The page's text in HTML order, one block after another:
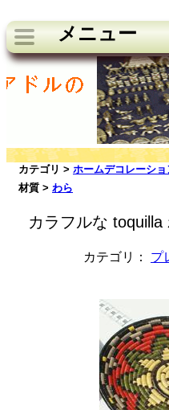
メニュー
カテゴリ > ホームデコレーショ
材質 > わら
カラフルな
カテゴリ： プ